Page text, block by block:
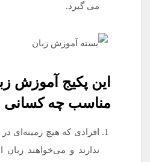
می گیرد.
این پکیج آموزش
مناسب چه
افرادی که هیچ زمینه‌ای
ندارند و می‌خواهند زبان